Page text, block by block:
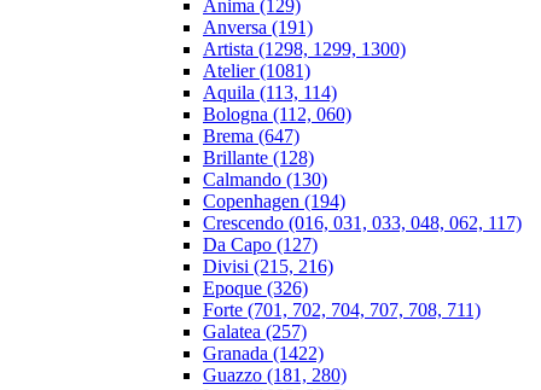
Anima (129)
Anversa (191)
Artista (1298, 1299, 1300)
Atelier (1081)
Aquila (113, 114)
Bologna (112, 060)
Brema (647)
Brillante (128)
Calmando (130)
Copenhagen (194)
Crescendo (016, 031, 033, 048, 062, 117)
Da Capo (127)
Divisi (215, 216)
Epoque (326)
Forte (701, 702, 704, 707, 708, 711)
Galatea (257)
Granada (1422)
Guazzo (181, 280)